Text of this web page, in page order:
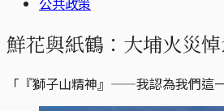
鮮花與紙鶴：大埔火災
「『獅子山精神』——我認為我們這